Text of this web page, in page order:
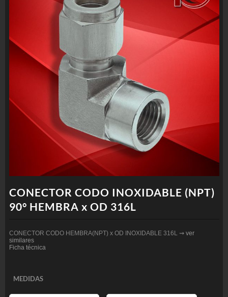
CONECTOR CODO INOXIDABLE (NPT)
90° HEMBRA x OD 316L
CONECTOR CODO HEMBRA(NPT) x OD INOXIDABLE 316L ⇝ ver
similares
Ficha técnica
MEDIDAS